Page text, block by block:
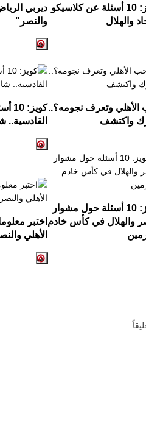
كويز: 10 أسئلة عن كلاسيكو
والهلال
ديربي
والنصر"
الأهلي وتعرف نجومه؟..
واكتشف
القادسية..
كويز: 10 أسئلة حول مشوار
والهلال في كأس خادماختبر
الأهلي